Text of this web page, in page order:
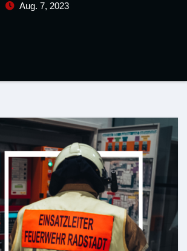
Aug. 7, 2023